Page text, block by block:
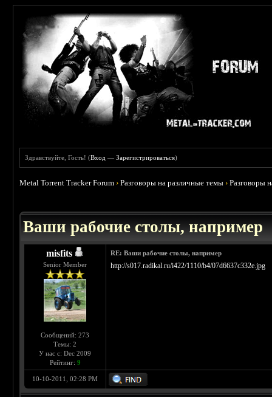
Здравствуйте, Гость! (Вход —Зарегистрироваться)
Metal Torrent Tracker Forum ›Разговоры на различные темы ›Разговоры
Ваши рабочие столы, например
misfits
Senior Member
Сообщений: 273
Темы: 2
У нас с: Dec 2009
Рейтинг: 9
RE: Ваши рабочие столы, например
http://s017.radikal.ru/i422/1110/b4/07d6637c332e.jpg
10-10-2011, 02:28 PM